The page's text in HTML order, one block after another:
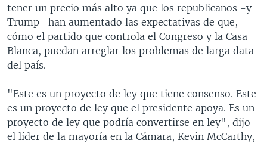
tener un precio más alto ya que los republicanos -y
Trump- han aumentado las expectativas de que,
cómo el partido que controla el Congreso y la Casa
Blanca, puedan arreglar los problemas de larga data
del país.
"Este es un proyecto de ley que tiene consenso. Este
es un proyecto de ley que el presidente apoya. Es un
proyecto de ley que podría convertirse en ley", dijo
el líder de la mayoría en la Cámara, Kevin McCarthy,